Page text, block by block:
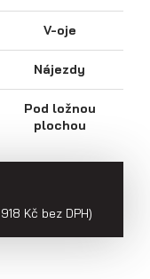
V-oje
Nájezdy
Pod ložnou
plochou
Kč bez DPH)